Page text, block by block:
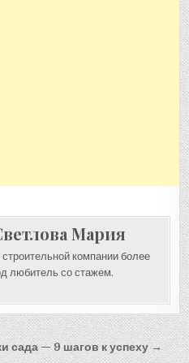
Мария
компании более
любитель со стажем.
сада — 9 шагов к успеху →